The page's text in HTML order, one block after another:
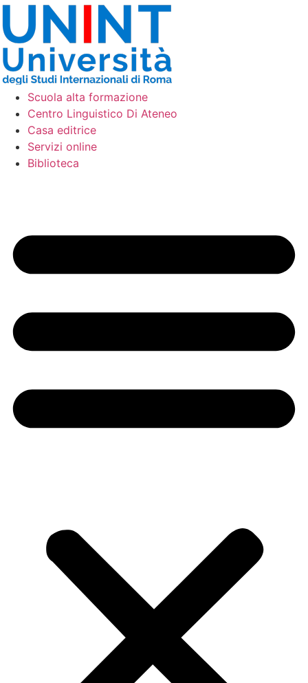
Vai
al
contenuto
Scuola alta formazione
Centro Linguistico Di Ateneo
Casa editrice
Servizi online
Biblioteca